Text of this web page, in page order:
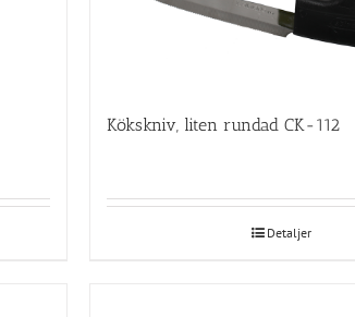
Kökskniv, liten rundad CK-112
Detaljer